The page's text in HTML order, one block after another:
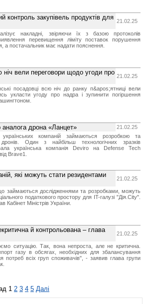
контроль закупівель продуктів для 21.02.25
накладні, звіряючи їх з базою протоколів
перевищення ліміту поставок порушення
а постачальник має надати пояснення.
вели переговори щодо угоди про 21.02.25
посадовці всю ніч до ранку п&apos;ятниці вели
укласти угоду про надра і зупинити погіршення
аналога дрона «Ланцет»
21.02.25
компаній займаються розробкою та
Один з найбільш технологічних зразків
українська компанія Deviro на Defense Tech
Brave1.
які можуть стати резидентами
21.02.25
що займаються дослідженнями та розробками, можуть
податкового простору для IT-галузі "Дія.City".
Кабінет Міністрів України.
й контрольована – глава
21.02.25
ситуацію. Так, вона непроста, але не критична.
газу в обсягах, необхідних для збалансування
потреб всіх груп споживачів", - заявив глава групи
1 2 3 4 5 Далі